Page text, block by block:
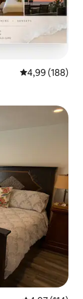
4,99 (188)